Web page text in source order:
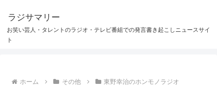
ラジサマリー
お笑い芸人・タレントのラジオ・テレビ番組での発言書き起こしニュースサイ
ト
ホーム その他 東野幸治のホンモノラジオ